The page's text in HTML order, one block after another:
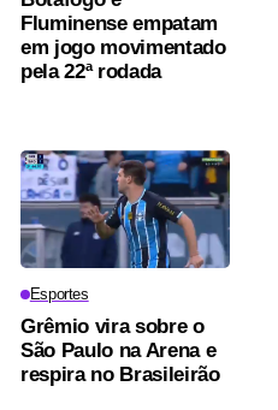
Fluminense empatam
em jogo movimentado
pela 22ª rodada
Esportes
Grêmio vira sobre o
São Paulo na Arena e
respira no Brasileirão